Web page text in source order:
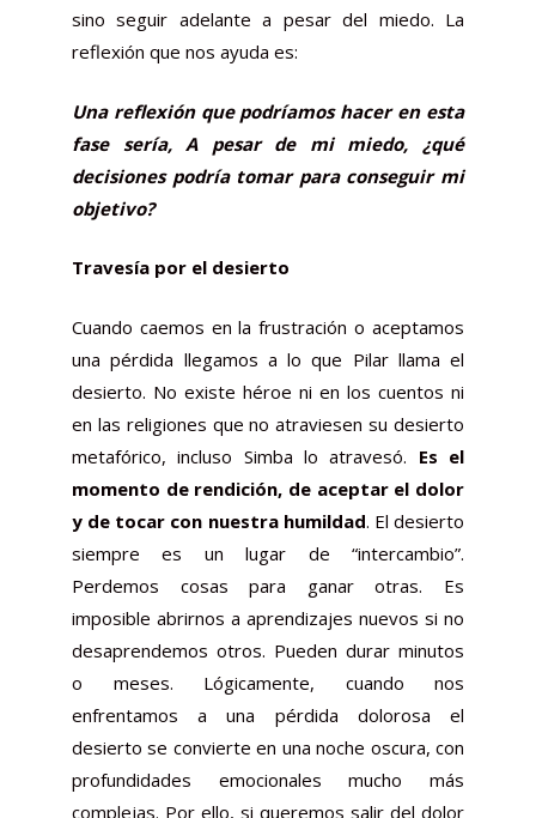
sino seguir adelante a pesar del miedo. La
reflexión que nos ayuda es:
Una reflexión que podríamos hacer en esta
fase sería, A pesar de mi miedo, ¿qué
decisiones podría tomar para conseguir mi
objetivo?
Travesía por el desierto
Cuando caemos en la frustración o aceptamos
una pérdida llegamos a lo que Pilar llama el
desierto. No existe héroe ni en los cuentos ni
en las religiones que no atraviesen su desierto
metafórico, incluso Simba lo atravesó. Es el
momento de rendición, de aceptar el dolor
y de tocar con nuestra humildad. El desierto
siempre es un lugar de “intercambio”.
Perdemos cosas para ganar otras. Es
imposible abrirnos a aprendizajes nuevos si no
desaprendemos otros. Pueden durar minutos
o meses. Lógicamente, cuando nos
enfrentamos a una pérdida dolorosa el
desierto se convierte en una noche oscura, con
profundidades emocionales mucho más
complejas. Por ello, si queremos salir del dolor